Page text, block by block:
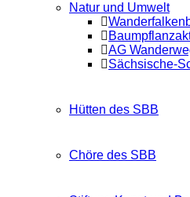
Natur und Umwelt
AG
Sächsische-
Hütten des SBB
Chöre des SBB